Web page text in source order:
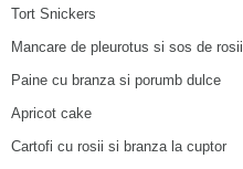
Tort Snickers
Mancare de pleurotus si sos de rosii
Paine cu branza si porumb dulce
Apricot cake
Cartofi cu rosii si branza la cuptor